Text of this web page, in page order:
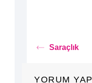
Saraçlık
YORUM YAP